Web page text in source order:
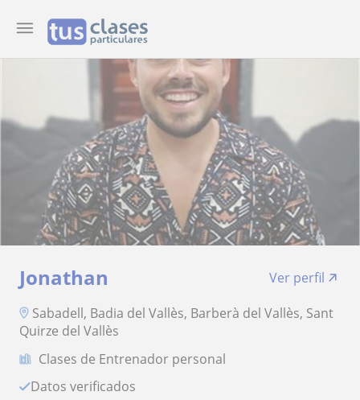
Jonathan
Ver perfil
Sabadell, Badia del Vallès, Barberà del Vallès, Sant
Quirze del Vallès
Clases de Entrenador personal
Datos verificados